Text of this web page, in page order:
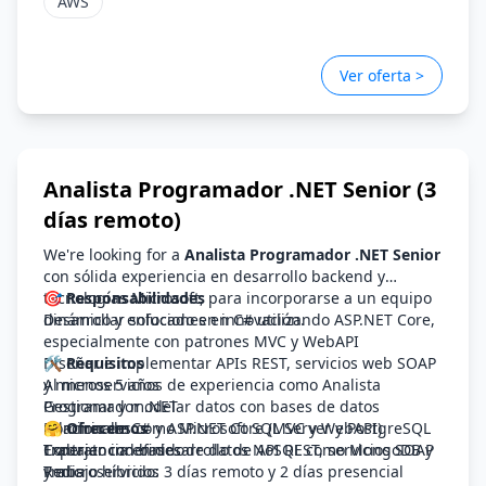
Teambuilding activities and a positive team culture
Flexible benefits plan (health insurance,
transportation, childcare, meal vouchers)
Annual surprises for special occasions (work
Ver oferta >
Analista Programador .NET Senior (3
días remoto)
We're looking for a Analista Programador .NET Senior
con sólida experiencia en desarrollo backend y
tecnologías Microsoft, para incorporarse a un equipo
dinámico y enfocado en innovación.
🎯 Responsabilidades
Desarrollar soluciones en C# utilizando ASP.NET Core,
especialmente con patrones MVC y WebAPI
Diseñar e implementar APIs REST, servicios web SOAP
y microservicios
Gestionar y modelar datos con bases de datos
relacionales como Microsoft SQL Server y PostgreSQL
Trabajar con bases de datos NoSQL como MongoDB y
Redis
🛠️ Requisitos
Al menos 5 años de experiencia como Analista
Programador .NET
Dominio de C# y ASP.NET Core (MVC y WebAPI)
Experiencia en desarrollo de API REST, servicios SOAP
y microservicios
🤗 Ofrecemos
Contrato indefinido
Trabajo híbrido: 3 días remoto y 2 días presencial